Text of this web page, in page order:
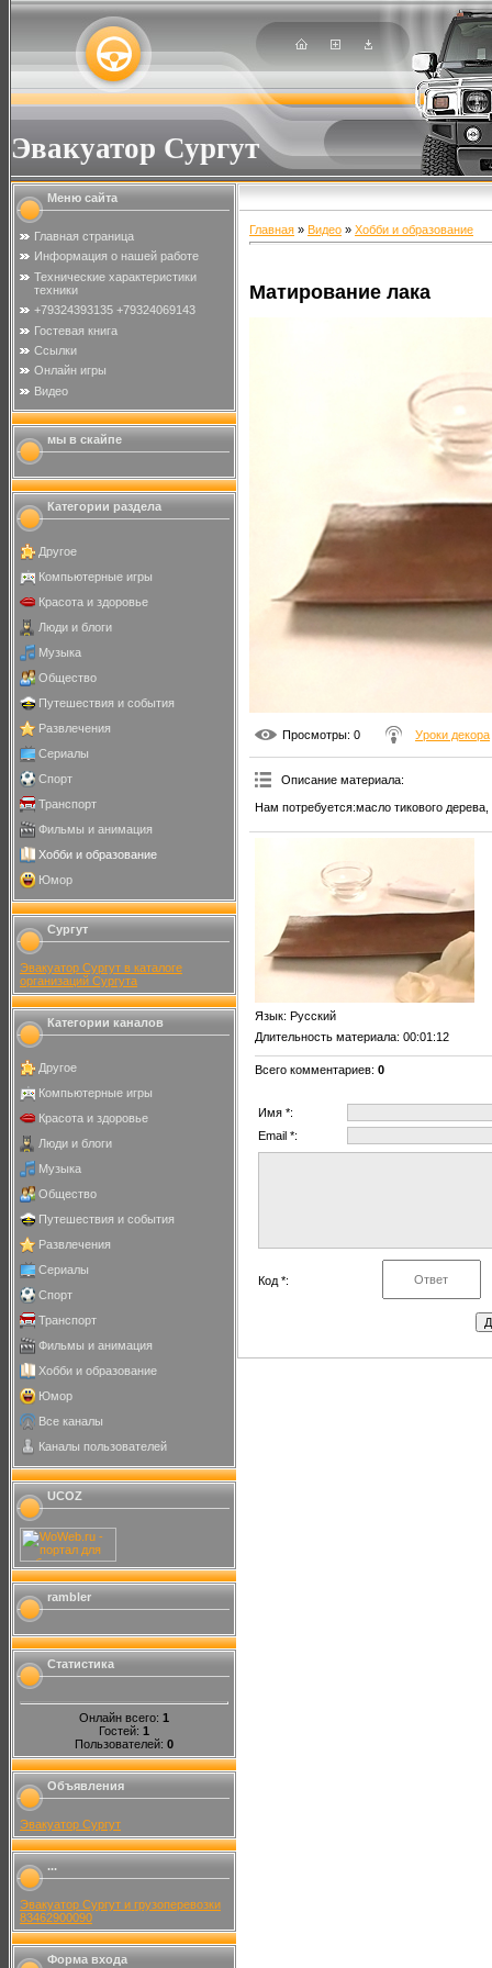
Эвакуатор Сургут
Меню сайта
Главная страница
Информация о нашей работе
Технические характеристики
техники
+79324393135 +79324069143
Гостевая книга
Ссылки
Онлайн игры
Видео
мы в скайпе
Категории раздела
Другое
Компьютерные игры
Красота и здоровье
Люди и блоги
Музыка
Общество
Путешествия и события
Развлечения
Сериалы
Спорт
Транспорт
Фильмы и анимация
Хобби и образование
Юмор
Сургут
Эвакуатор Сургут в каталоге
организаций Сургута
Категории каналов
Другое
Компьютерные игры
Красота и здоровье
Люди и блоги
Музыка
Общество
Путешествия и события
Развлечения
Сериалы
Спорт
Транспорт
Фильмы и анимация
Хобби и образование
Юмор
Все каналы
Каналы пользователей
UCOZ
rambler
Статистика
Онлайн всего: 1
Гостей: 1
Пользователей: 0
Объявления
Эвакуатор Сургут
...
Эвакуатор Сургут и грузоперевозки
83462900090
Форма входа
Главная » Видео » Хобби и образование
Матирование лака
Просмотры: 0 Уроки декора
Описание материала:
Нам потребуется:масло тикового
Язык: Русский
Длительность материала: 00:01:12
Всего комментариев: 0
Имя *:
Email *:
Код *: